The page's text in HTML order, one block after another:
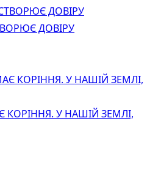
ДОВІРУ
КОРІННЯ. У НАШІЙ ЗЕМЛІ,